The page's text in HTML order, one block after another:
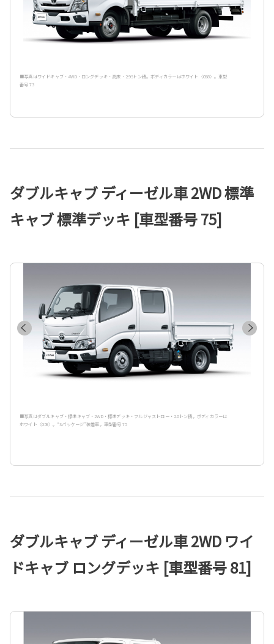
■写真はワイドキャブ・4WD・ロングデッキ・高床・2.95トン積。ボディカラーはホワイト〈058〉。車型
番号 73
ダブルキャブ ディーゼル車 2WD 標準
キャブ 標準デッキ [車型番号 75]
■写真はダブルキャブ・標準キャブ・2WD・標準デッキ・フルジャストロー・2.0トン積。ボディカラーは
ホワイト〈058〉。“Sパッケージ”装着車。車型番号 75
ダブルキャブ ディーゼル車 2WD ワイ
ドキャブ ロングデッキ [車型番号 81]